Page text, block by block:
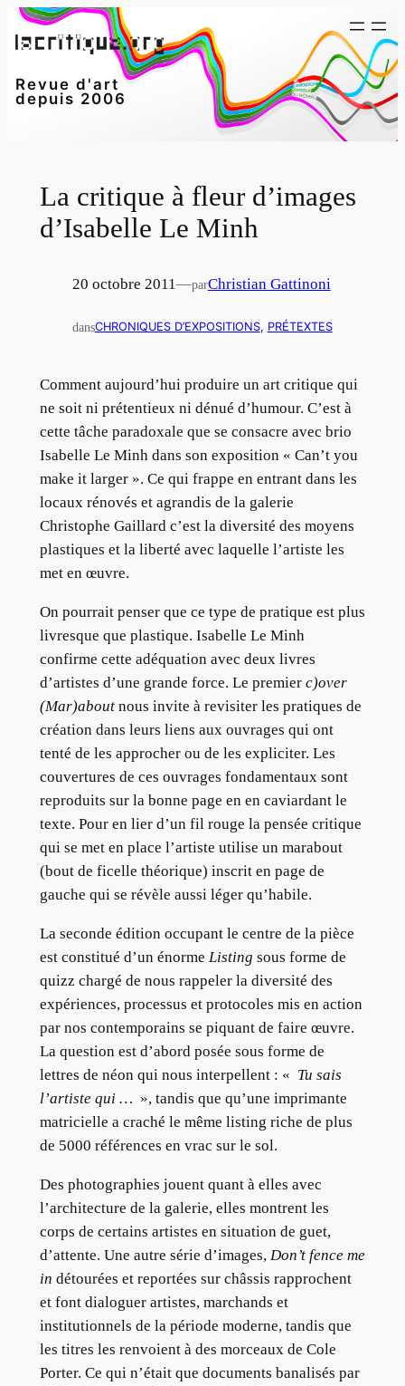
Aller
au
Revue d'art
depuis 2006
La critique à fleur d’images
d’Isabelle Le Minh
20 octobre 2011—parChristian Gattinoni
dansCHRONIQUES D’EXPOSITIONS, PRÉTEXTES
Comment aujourd’hui produire un art critique qui
ne soit ni prétentieux ni dénué d’humour. C’est à
cette tâche paradoxale que se consacre avec brio
Isabelle Le Minh dans son exposition « Can’t you
make it larger ». Ce qui frappe en entrant dans les
locaux rénovés et agrandis de la galerie
Christophe Gaillard c’est la diversité des moyens
plastiques et la liberté avec laquelle l’artiste les
met en œuvre.
On pourrait penser que ce type de pratique est plus
livresque que plastique. Isabelle Le Minh
confirme cette adéquation avec deux livres
d’artistes d’une grande force. Le premier c)over
(Mar)aboutnous invite à revisiter les pratiques de
création dans leurs liens aux ouvrages qui ont
tenté de les approcher ou de les expliciter. Les
couvertures de ces ouvrages fondamentaux sont
reproduits sur la bonne page en en caviardant le
texte. Pour en lier d’un fil rouge la pensée critique
qui se met en place l’artiste utilise un marabout
(bout de ficelle théorique) inscrit en page de
gauche qui se révèle aussi léger qu’habile.
La seconde édition occupant le centre de la pièce
est constitué d’un énorme Listing sous forme de
quizz chargé de nous rappeler la diversité des
expériences, processus et protocoles mis en action
par nos contemporains se piquant de faire œuvre.
La question est d’abord posée sous forme de
lettres de néon qui nous interpellent : « Tu sais
l’artiste qui … », tandis que qu’une imprimante
matricielle a craché le même listing riche de plus
de 5000 références en vrac sur le sol.
Des photographies jouent quant à elles avec
l’architecture de la galerie, elles montrent les
corps de certains artistes en situation de guet,
d’attente. Une autre série d’images, Don’t fence me
in détourées et reportées sur châssis rapprochent
et font dialoguer artistes, marchands et
institutionnels de la période moderne, tandis que
les titres les renvoient à des morceaux de Cole
Porter. Ce qui n’était que documents banalisés par